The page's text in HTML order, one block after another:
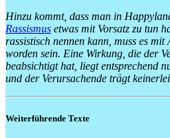
Hinzu kommt, dass man in
Rassismus etwas mit Vorsatz zu tun
rassistisch nennen kann, muss es
worden sein. Eine Wirkung, die der
beabsichtigt hat, liegt entsprechend
und der Verursachende trägt
Weiterführende Texte